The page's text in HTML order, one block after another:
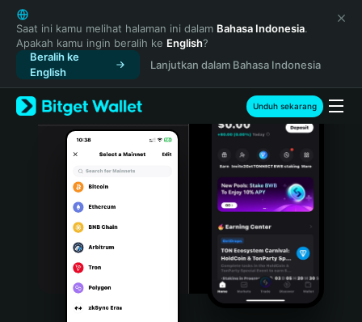
English
日本語
Tiếng Việt
Русский
Español (Latinoamérica)
Türkçe
Italiano
Português (Portugal)
Bahasa Indonesia
Saat ini kamu melihat halaman ini dalam Bahasa Indonesia.
Apakah kamu ingin beralih ke English?
Beralih ke
English
Lanjutkan dalam Bahasa Indonesia
Unduh sekarang